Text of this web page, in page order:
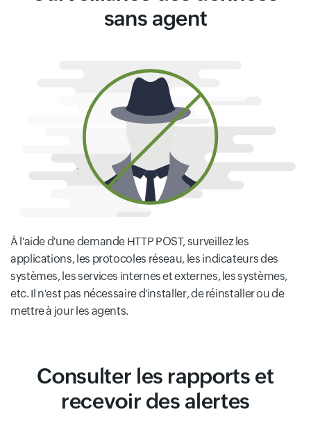
sans agent
À l'aide d'une demande HTTP POST, surveillez les
applications, les protocoles réseau, les indicateurs des
systèmes, les services internes et externes, les systèmes,
etc. Il n'est pas nécessaire d'installer, de réinstaller ou de
mettre à jour les agents.
Consulter les rapports et
recevoir des alertes